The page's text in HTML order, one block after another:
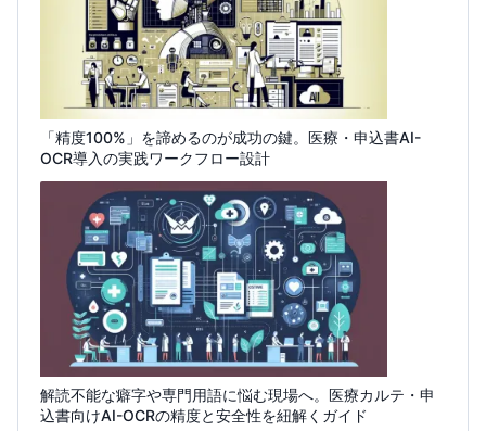
「精度100%」を諦めるのが成功の鍵。医療・申込書AI-
OCR導入の実践ワークフロー設計
解読不能な癖字や専門用語に悩む現場へ。医療カルテ・申
込書向けAI-OCRの精度と安全性を紐解くガイド